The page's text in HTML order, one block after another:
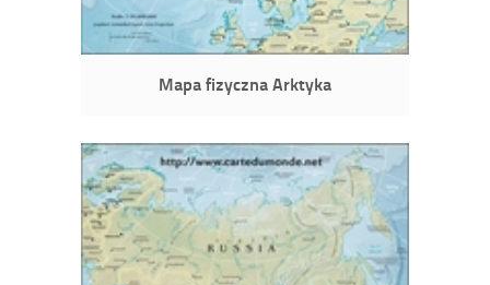
Mapa fizyczna Arktyka